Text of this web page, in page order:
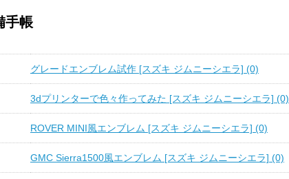
手帳
グレードエンブレム試作 [スズキ ジムニーシエラ] (0)
3dプリンターで色々作ってみた [スズキ ジムニーシエラ] (0)
ROVER MINI風エンブレム [スズキ ジムニーシエラ] (0)
GMC Sierra1500風エンブレム [スズキ ジムニーシエラ] (0)